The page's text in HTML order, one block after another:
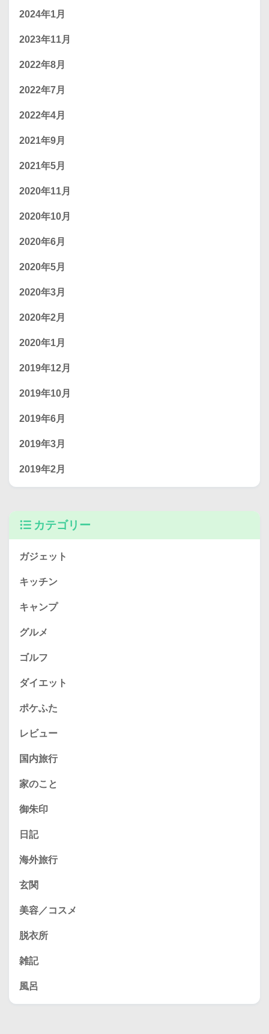
2024年1月
2023年11月
2022年8月
2022年7月
2022年4月
2021年9月
2021年5月
2020年11月
2020年10月
2020年6月
2020年5月
2020年3月
2020年2月
2020年1月
2019年12月
2019年10月
2019年6月
2019年3月
2019年2月
カテゴリー
ガジェット
キッチン
キャンプ
グルメ
ゴルフ
ダイエット
ポケふた
レビュー
国内旅行
家のこと
御朱印
日記
海外旅行
玄関
美容／コスメ
脱衣所
雑記
風呂